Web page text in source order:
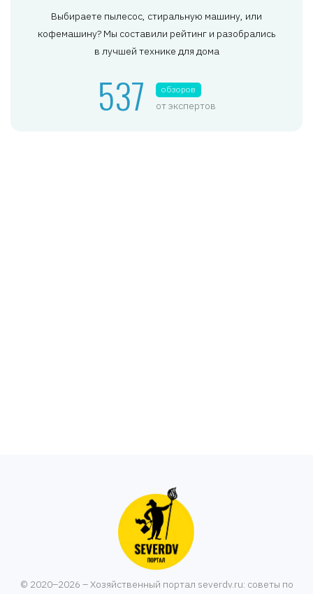
Выбираете пылесос, стиральную машину, или
кофемашину? Мы составили рейтинг и разобрались
в лучшей технике для дома
537 обзоров
от экспертов
© 2020–2026 – Хозяйственный портал severdv.ru: советы по